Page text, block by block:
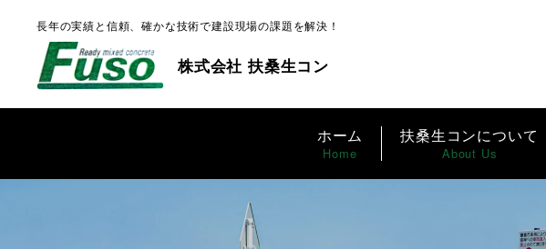
長年の実績と信頼、確かな技術で建設現場の課題を解決！
株式会社 扶桑生コン
ホーム
Home
扶桑生コンについて
About Us